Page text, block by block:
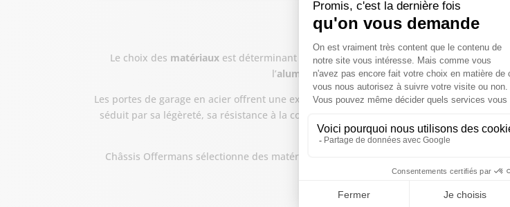
Matériaux des
Le choix des matériauxest déterminant pour la durabilité et l’esthétique d’une
l’aluminiumet parfois lebois, chacun présentant
Les portes de garage en acier offrent une excellente résistance mécanique et une
séduit par sa légèreté, sa résistance à la corrosion et son aspect moderne. Le bois,
un entretien plus
Châssis Offermans sélectionne des matériaux de haute qualité afin de garantir des
temps.